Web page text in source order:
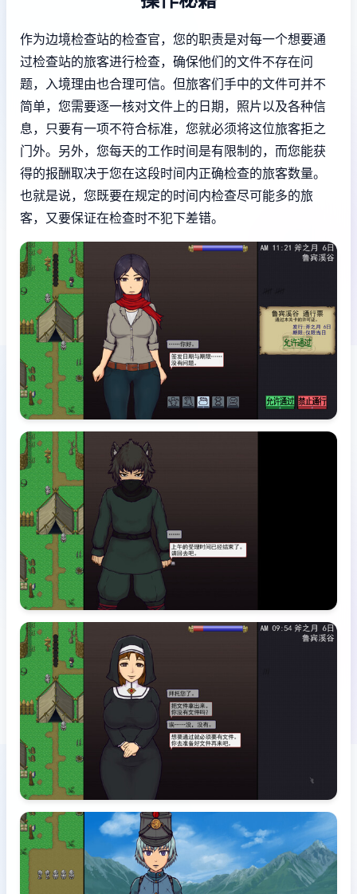
作为边境检查站的检查官，您的职责是对每一个想要通
过检查站的旅客进行检查，确保他们的文件不存在问
题，入境理由也合理可信。但旅客们手中的文件可并不
简单，您需要逐一核对文件上的日期，照片以及各种信
息，只要有一项不符合标准，您就必须将这位旅客拒之
门外。另外，您每天的工作时间是有限制的，而您能获
得的报酬取决于您在这段时间内正确检查的旅客数量。
也就是说，您既要在规定的时间内检查尽可能多的旅
客，又要保证在检查时不犯下差错。